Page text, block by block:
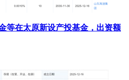
等在太原新设产投基金，出资额